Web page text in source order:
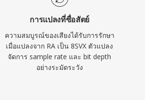
การแปลงที่ซื่อสัตย์
ความสมบูรณ์ของเสียงได้รับการรักษา
เมื่อแปลงจาก RA เป็น 8SVX ตัวแปลง
จัดการ sample rate และ bit depth
อย่างระมัดระวัง